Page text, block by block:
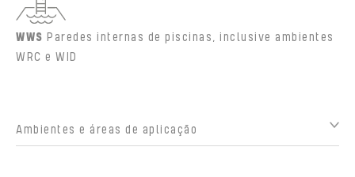
WWS Paredes internas de piscinas, inclusive ambientes
WRC e WID
Ambientes e áreas de aplicação